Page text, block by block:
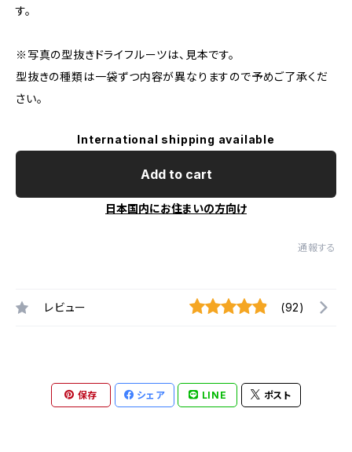
す。
※写真の型抜きドライフルーツは、見本です。
型抜きの種類は一袋ずつ内容が異なりますので予めご了承くだ
さい。
International shipping available
Add to cart
日本国内にお住まいの方向け
通報する
レビュー (92)
保存 シェア LINE ポスト